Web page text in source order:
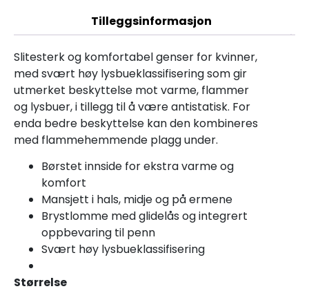
Tilleggsinformasjon
Slitesterk og komfortabel genser for kvinner,
med svært høy lysbueklassifisering som gir
utmerket beskyttelse mot varme, flammer
og lysbuer, i tillegg til å være antistatisk. For
enda bedre beskyttelse kan den kombineres
med flammehemmende plagg under.
Børstet innside for ekstra varme og
komfort
Mansjett i hals, midje og på ermene
Brystlomme med glidelås og integrert
oppbevaring til penn
Svært høy lysbueklassifisering
Størrelse